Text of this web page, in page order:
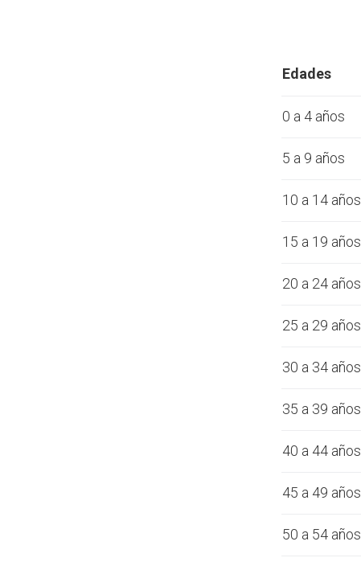
Edades
0 a 4 años
5 a 9 años
10 a 14 años
15 a 19 años
20 a 24 años
25 a 29 años
30 a 34 años
35 a 39 años
40 a 44 años
45 a 49 años
50 a 54 años